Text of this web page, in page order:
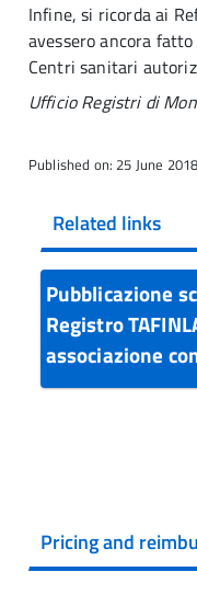
Infine, si ricorda ai
avessero ancora
Centri sanitari
Ufficio Registri di
Published on: 25 June 2018
Related links
Pubblicazione
Registro
associazione
Pricing and